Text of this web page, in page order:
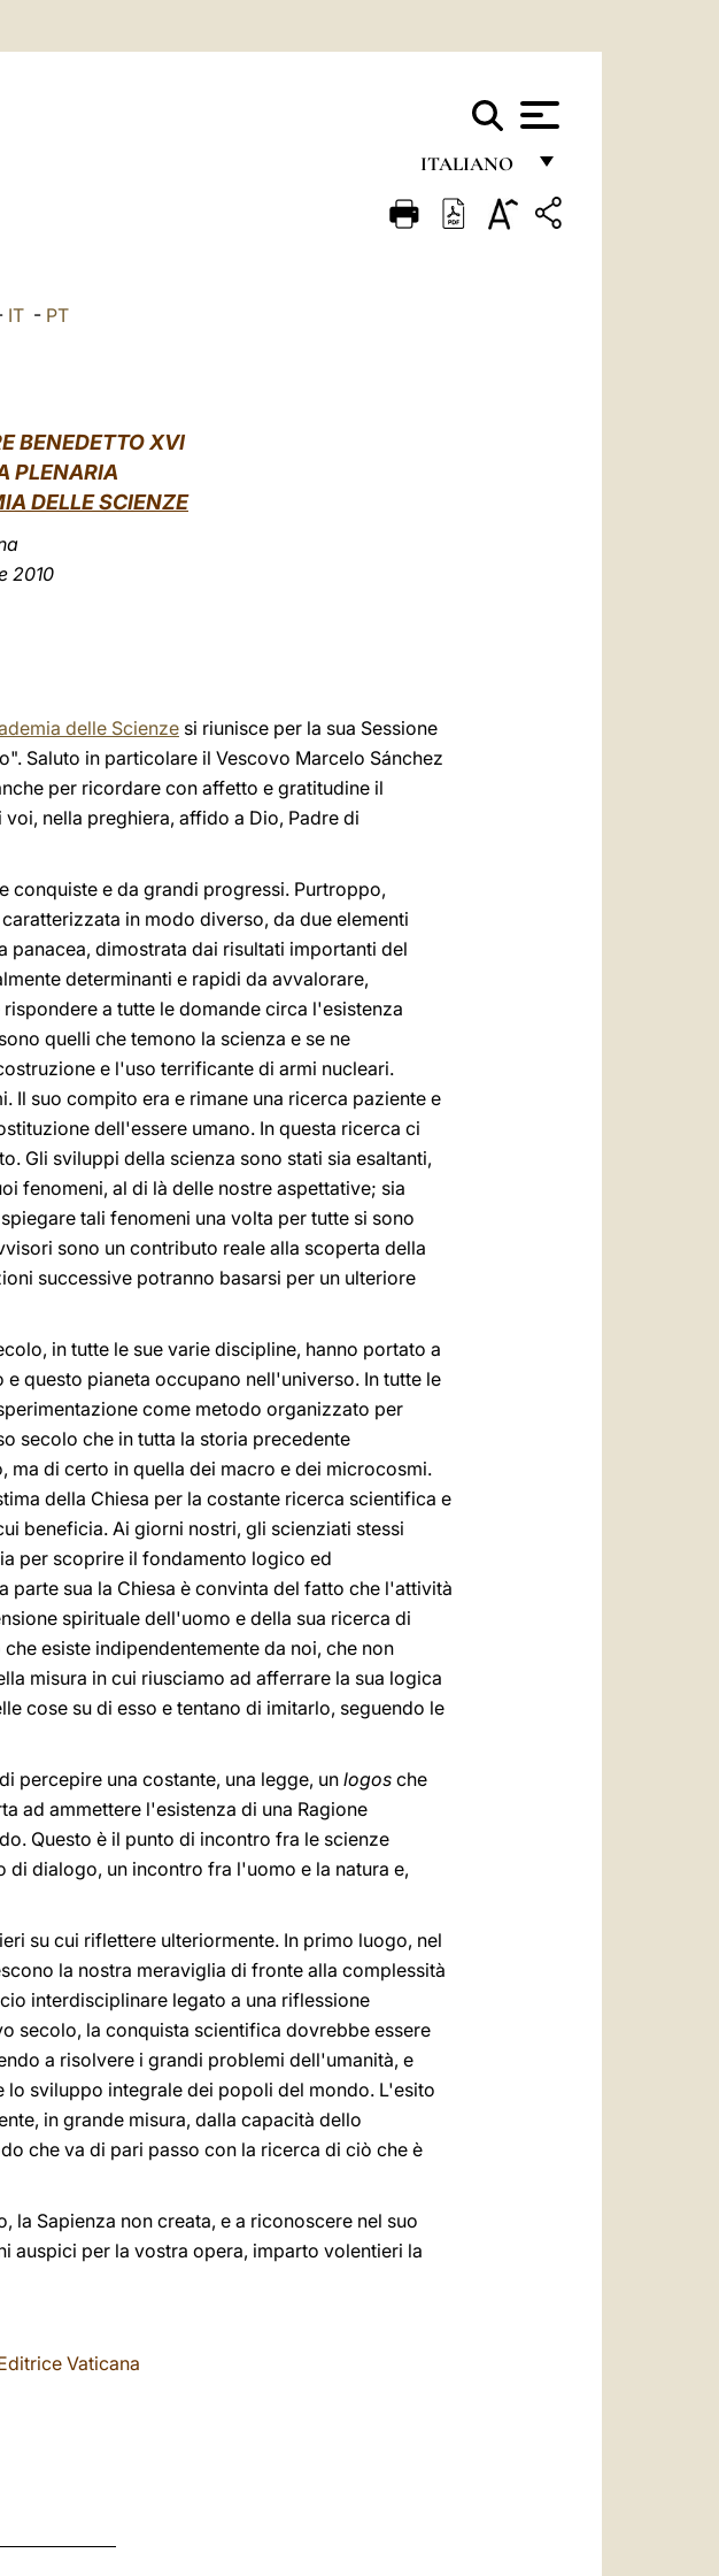
ITALIANO
FRANÇAIS
IT - PT
BENEDETTO XVI
PLENARIA
DELLE SCIENZE
2010
delle Scienze si riunisce per la sua Sessione
Saluto in particolare il Vescovo Marcelo Sánchez
per ricordare con affetto e gratitudine il
nella preghiera, affido a Dio, Padre di
conquiste e da grandi progressi. Purtroppo,
in modo diverso, da due elementi
panacea, dimostrata dai risultati importanti del
determinanti e rapidi da avvalorare,
a tutte le domande circa l'esistenza
quelli che temono la scienza e se ne
e l'uso terrificante di armi nucleari.
Il suo compito era e rimane una ricerca paziente e
dell'essere umano. In questa ricerca ci
Gli sviluppi della scienza sono stati sia esaltanti,
fenomeni, al di là delle nostre aspettative; sia
tali fenomeni una volta per tutte si sono
sono un contributo reale alla scoperta della
successive potranno basarsi per un ulteriore
in tutte le sue varie discipline, hanno portato a
questo pianeta occupano nell'universo. In tutte le
come metodo organizzato per
secolo che in tutta la storia precedente
ma di certo in quella dei macro e dei microcosmi.
della Chiesa per la costante ricerca scientifica e
beneficia. Ai giorni nostri, gli scienziati stessi
per scoprire il fondamento logico ed
sua la Chiesa è convinta del fatto che l'attività
spirituale dell'uomo e della sua ricerca di
esiste indipendentemente da noi, che non
misura in cui riusciamo ad afferrare la sua logica
cose su di esso e tentano di imitarlo, seguendo le
percepire una costante, una legge, unlogos che
ad ammettere l'esistenza di una Ragione
Questo è il punto di incontro fra le scienze
di dialogo, un incontro fra l'uomo e la natura e,
su cui riflettere ulteriormente. In primo luogo, nel
la nostra meraviglia di fronte alla complessità
interdisciplinare legato a una riflessione
secolo, la conquista scientifica dovrebbe essere
a risolvere i grandi problemi dell'umanità, e
sviluppo integrale dei popoli del mondo. L'esito
in grande misura, dalla capacità dello
che va di pari passo con la ricerca di ciò che è
la Sapienza non creata, e a riconoscere nel suo
auspici per la vostra opera, imparto volentieri la
Vaticana